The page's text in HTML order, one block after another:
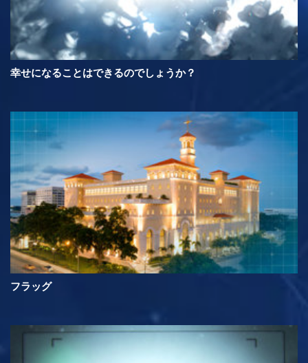
幸せになることはできるのでしょうか？
フラッグ